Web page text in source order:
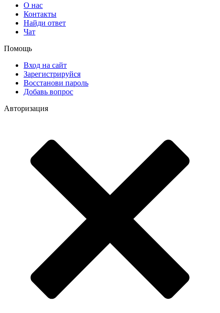
О нас
Контакты
Найди ответ
Чат
Помощь
Вход на сайт
Зарегистрируйся
Восстанови пароль
Добавь вопрос
Авторизация